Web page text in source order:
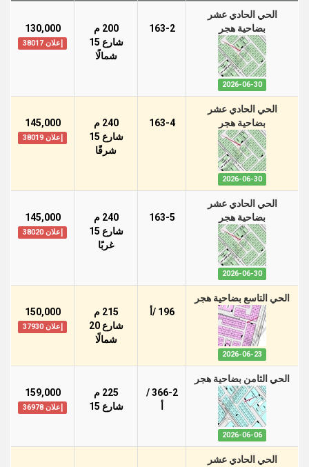
الحي الحادي عشر
بضاحية هجر
2026-06-30
163-2
200 م
شارع 15
شمالًا
130,000
إعلان 38017
الحي الحادي عشر
بضاحية هجر
2026-06-30
163-4
240 م
شارع 15
شرقًا
145,000
إعلان 38019
الحي الحادي عشر
بضاحية هجر
2026-06-30
163-5
240 م
شارع 15
غربًا
145,000
إعلان 38020
الحي التاسع بضاحية هجر
2026-06-23
196 /أ
215 م
شارع 20
شمالًا
150,000
إعلان 37930
الحي الثامن بضاحية هجر
2026-06-06
366-2 /
225 م
شارع 15
159,000
إعلان 36978
الحي الحادي عشر